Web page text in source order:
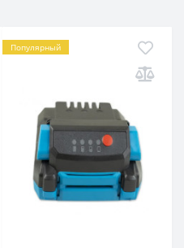
Популярный